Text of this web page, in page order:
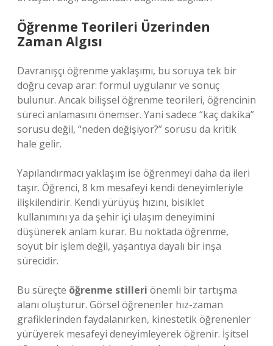
Öğrenme Teorileri Üzerinden
Zaman Algısı
Davranışçı öğrenme yaklaşımı, bu soruya tek bir
doğru cevap arar: formül uygulanır ve sonuç
bulunur. Ancak bilişsel öğrenme teorileri, öğrencinin
süreci anlamasını önemser. Yani sadece “kaç dakika”
sorusu değil, “neden değişiyor?” sorusu da kritik
hale gelir.
Yapılandırmacı yaklaşım ise öğrenmeyi daha da ileri
taşır. Öğrenci, 8 km mesafeyi kendi deneyimleriyle
ilişkilendirir. Kendi yürüyüş hızını, bisiklet
kullanımını ya da şehir içi ulaşım deneyimini
düşünerek anlam kurar. Bu noktada öğrenme,
soyut bir işlem değil, yaşantıya dayalı bir inşa
sürecidir.
Bu süreçte öğrenme stilleri önemli bir tartışma
alanı oluşturur. Görsel öğrenenler hız-zaman
grafiklerinden faydalanırken, kinestetik öğrenenler
yürüyerek mesafeyi deneyimleyerek öğrenir. İşitsel